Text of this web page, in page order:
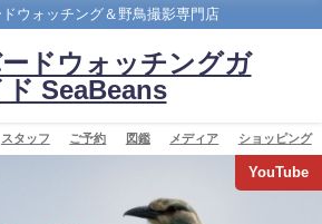
ウォッチング＆野鳥撮影専門店
ドウォッチングガ
ド SeaBeans
スタッフ ご予約 図鑑 メディア ショッピング
バードウオッ